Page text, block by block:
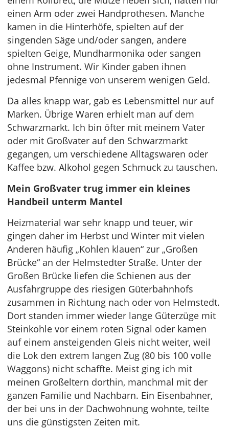
einen Arm oder zwei Handprothesen. Manche
kamen in die Hinterhöfe, spielten auf der
singenden Säge und/oder sangen, andere
spielten Geige, Mundharmonika oder sangen
ohne Instrument. Wir Kinder gaben ihnen
jedesmal Pfennige von unserem wenigen Geld.
Da alles knapp war, gab es Lebensmittel nur auf
Marken. Übrige Waren erhielt man auf dem
Schwarzmarkt. Ich bin öfter mit meinem Vater
oder mit Großvater auf den Schwarzmarkt
gegangen, um verschiedene Alltagswaren oder
Kaffee bzw. Alkohol gegen Schmuck zu tauschen.
Mein Großvater trug immer ein kleines
Handbeil unterm Mantel
Heizmaterial war sehr knapp und teuer, wir
gingen daher im Herbst und Winter mit vielen
Anderen häufig „Kohlen klauen“ zur „Großen
Brücke“ an der Helmstedter Straße. Unter der
Großen Brücke liefen die Schienen aus der
Ausfahrgruppe des riesigen Güterbahnhofs
zusammen in Richtung nach oder von Helmstedt.
Dort standen immer wieder lange Güterzüge mit
Steinkohle vor einem roten Signal oder kamen
auf einem ansteigenden Gleis nicht weiter, weil
die Lok den extrem langen Zug (80 bis 100 volle
Waggons) nicht schaffte. Meist ging ich mit
meinen Großeltern dorthin, manchmal mit der
ganzen Familie und Nachbarn. Ein Eisenbahner,
der bei uns in der Dachwohnung wohnte, teilte
uns die günstigsten Zeiten mit.